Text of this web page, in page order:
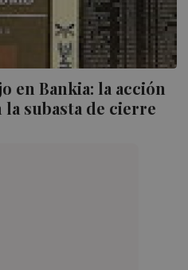
en Bankia: la acción
la subasta de cierre